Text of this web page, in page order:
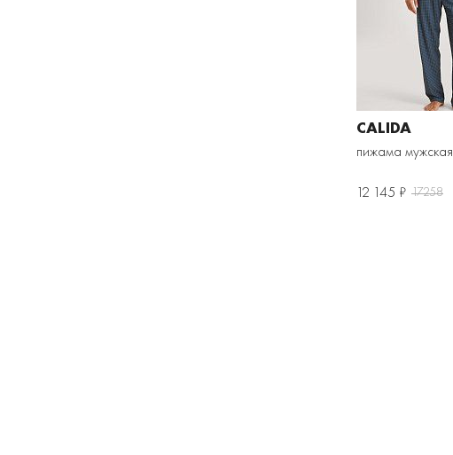
CALIDA
пижама мужская
12 145 ₽ 17258